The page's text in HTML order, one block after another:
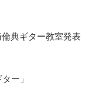
倫典ギター教室発表
ー」